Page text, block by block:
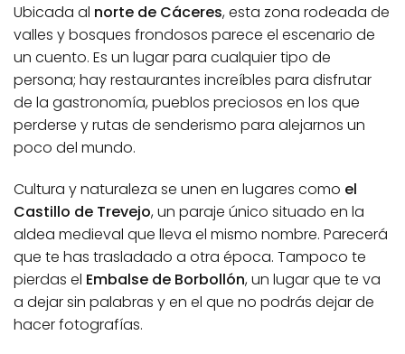
Ubicada al norte de Cáceres, esta zona rodeada de
valles y bosques frondosos parece el escenario de
un cuento. Es un lugar para cualquier tipo de
persona; hay restaurantes increíbles para disfrutar
de la gastronomía, pueblos preciosos en los que
perderse y rutas de senderismo para alejarnos un
poco del mundo.
Cultura y naturaleza se unen en lugares como el
Castillo de Trevejo, un paraje único situado en la
aldea medieval que lleva el mismo nombre. Parecerá
que te has trasladado a otra época. Tampoco te
pierdas el Embalse de Borbollón, un lugar que te va
a dejar sin palabras y en el que no podrás dejar de
hacer fotografías.